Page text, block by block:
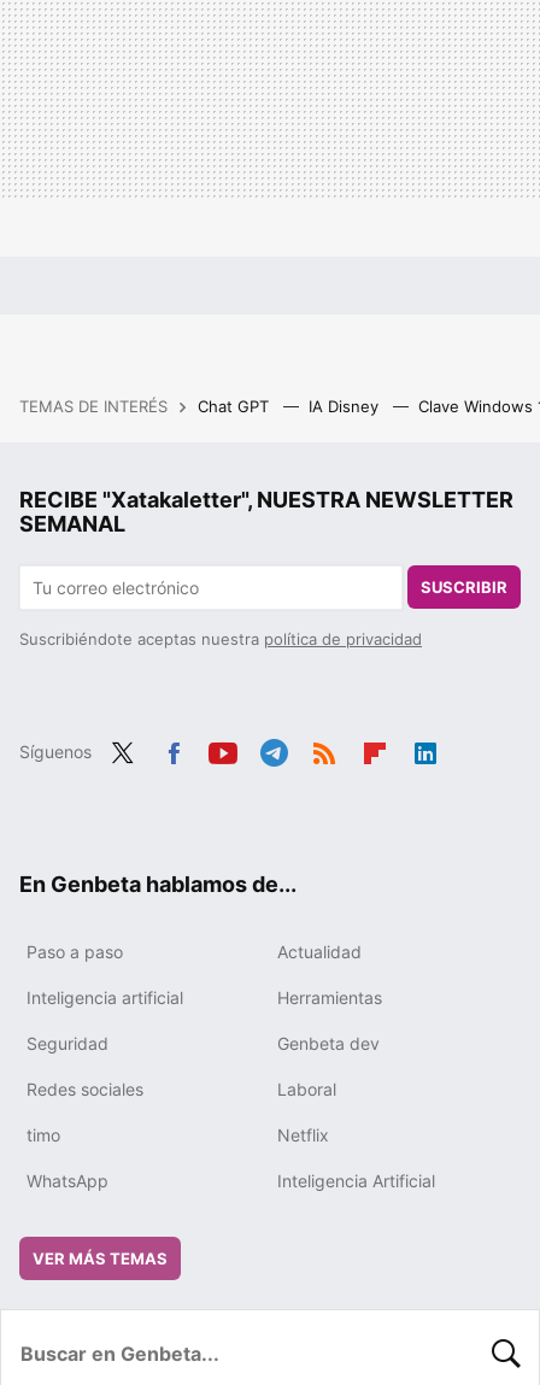
TEMAS DE INTERÉS Chat GPT IA Disney Clave Windows
RECIBE "Xatakaletter", NUESTRA NEWSLETTER
SEMANAL
SUSCRIBIR
Suscribiéndote aceptas nuestra política de privacidad
Síguenos
En Genbeta hablamos de...
Paso a paso Actualidad
Inteligencia artificial Herramientas
Seguridad Genbeta dev
Redes sociales Laboral
timo Netflix
WhatsApp Inteligencia Artificial
VER MÁS TEMAS